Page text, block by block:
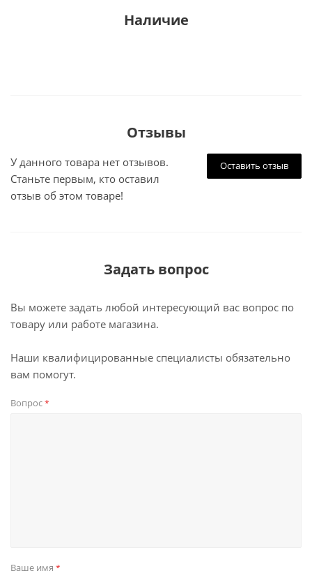
Наличие
Отзывы
Оставить отзыв
У данного товара нет отзывов.
Станьте первым, кто оставил
отзыв об этом товаре!
Задать вопрос
Вы можете задать любой интересующий вас вопрос по
товару или работе магазина.
Наши квалифицированные специалисты обязательно
вам помогут.
Вопрос*
Ваше имя *